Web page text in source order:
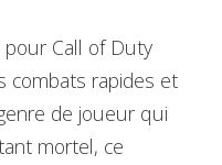
pour Call of Duty
combats rapides et
de joueur qui
mortel, ce